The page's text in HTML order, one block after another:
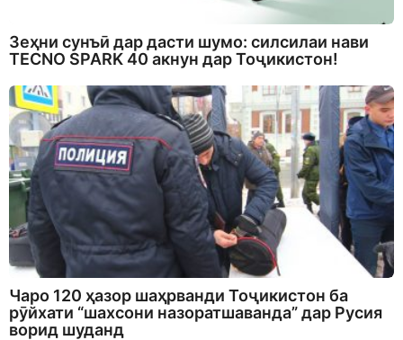
Зеҳни сунъӣ дар дасти шумо: силсилаи нави
TECNO SPARK 40 акнун дар Тоҷикистон!
Чаро 120 ҳазор шаҳрванди Тоҷикистон ба
рӯйхати “шахсони назоратшаванда” дар Русия
ворид шуданд